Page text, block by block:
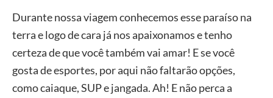
Durante nossa viagem conhecemos esse paraíso na
terra e logo de cara já nos apaixonamos e tenho
certeza de que você também vai amar! E se você
gosta de esportes, por aqui não faltarão opções,
como caiaque, SUP e jangada. Ah! E não perca a